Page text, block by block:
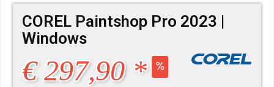
COREL Paintshop Pro 2023 |
Windows
€ 297,90 *